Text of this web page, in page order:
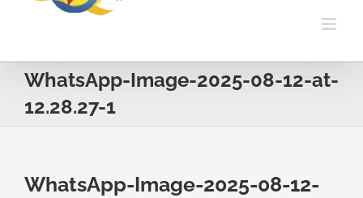
WhatsApp-Image-2025-08-12-at-
12.28.27-1
WhatsApp-Image-2025-08-12-